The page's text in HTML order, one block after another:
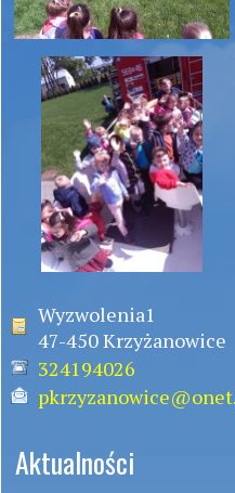
Wyzwolenia1
47-450 Krzyżanowice
324194026
Aktualności